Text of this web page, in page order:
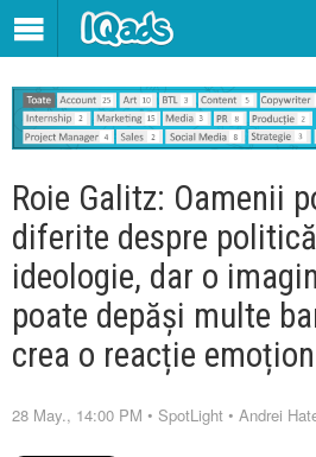
Roie Galitz: Oamenii
diferite despre
ideologie, dar o
poate depăși multe
crea o reacție
28 May., 14:00 PM • SpotLight • Andrei